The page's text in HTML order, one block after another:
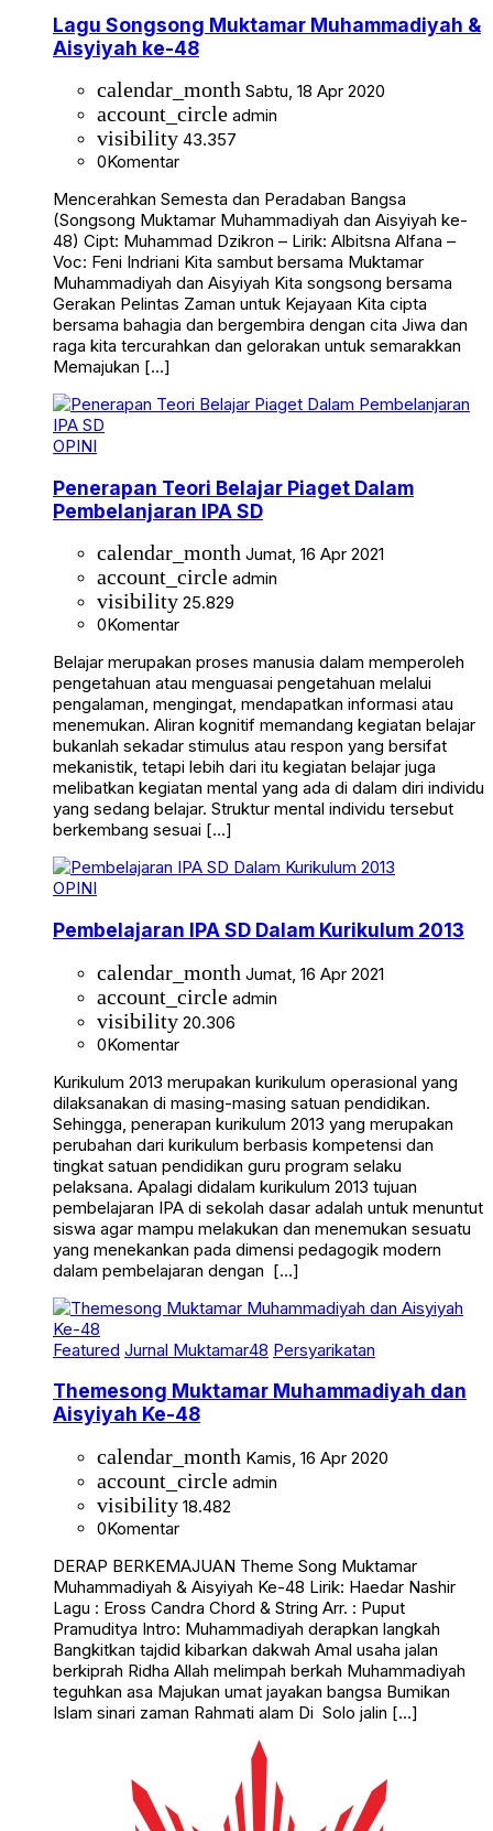
Lagu Songsong Muktamar Muhammadiyah &
Aisyiyah ke-48
calendar_month Sabtu, 18 Apr 2020
account_circle admin
visibility 43.357
0Komentar
Mencerahkan Semesta dan Peradaban Bangsa
(Songsong Muktamar Muhammadiyah dan Aisyiyah ke-
48) Cipt: Muhammad Dzikron – Lirik: Albitsna Alfana –
Voc: Feni Indriani Kita sambut bersama Muktamar
Muhammadiyah dan Aisyiyah Kita songsong bersama
Gerakan Pelintas Zaman untuk Kejayaan Kita cipta
bersama bahagia dan bergembira dengan cita Jiwa dan
raga kita tercurahkan dan gelorakan untuk semarakkan
Memajukan […]
OPINI
Penerapan Teori Belajar Piaget Dalam
Pembelanjaran IPA SD
calendar_month Jumat, 16 Apr 2021
account_circle admin
visibility 25.829
0Komentar
Belajar merupakan proses manusia dalam memperoleh
pengetahuan atau menguasai pengetahuan melalui
pengalaman, mengingat, mendapatkan informasi atau
menemukan. Aliran kognitif memandang kegiatan belajar
bukanlah sekadar stimulus atau respon yang bersifat
mekanistik, tetapi lebih dari itu kegiatan belajar juga
melibatkan kegiatan mental yang ada di dalam diri individu
yang sedang belajar. Struktur mental individu tersebut
berkembang sesuai […]
OPINI
Pembelajaran IPA SD Dalam Kurikulum 2013
calendar_month Jumat, 16 Apr 2021
account_circle admin
visibility 20.306
0Komentar
Kurikulum 2013 merupakan kurikulum operasional yang
dilaksanakan di masing-masing satuan pendidikan.
Sehingga, penerapan kurikulum 2013 yang merupakan
perubahan dari kurikulum berbasis kompetensi dan
tingkat satuan pendidikan guru program selaku
pelaksana. Apalagi didalam kurikulum 2013 tujuan
pembelajaran IPA di sekolah dasar adalah untuk menuntut
siswa agar mampu melakukan dan menemukan sesuatu
yang menekankan pada dimensi pedagogik modern
dalam pembelajaran dengan […]
Featured Jurnal Muktamar48 Persyarikatan
Themesong Muktamar Muhammadiyah dan
Aisyiyah Ke-48
calendar_month Kamis, 16 Apr 2020
account_circle admin
visibility 18.482
0Komentar
DERAP BERKEMAJUAN Theme Song Muktamar
Muhammadiyah & Aisyiyah Ke-48 Lirik: Haedar Nashir
Lagu : Eross Candra Chord & String Arr. : Puput
Pramuditya Intro: Muhammadiyah derapkan langkah
Bangkitkan tajdid kibarkan dakwah Amal usaha jalan
berkiprah Ridha Allah melimpah berkah Muhammadiyah
teguhkan asa Majukan umat jayakan bangsa Bumikan
Islam sinari zaman Rahmati alam Di Solo jalin […]